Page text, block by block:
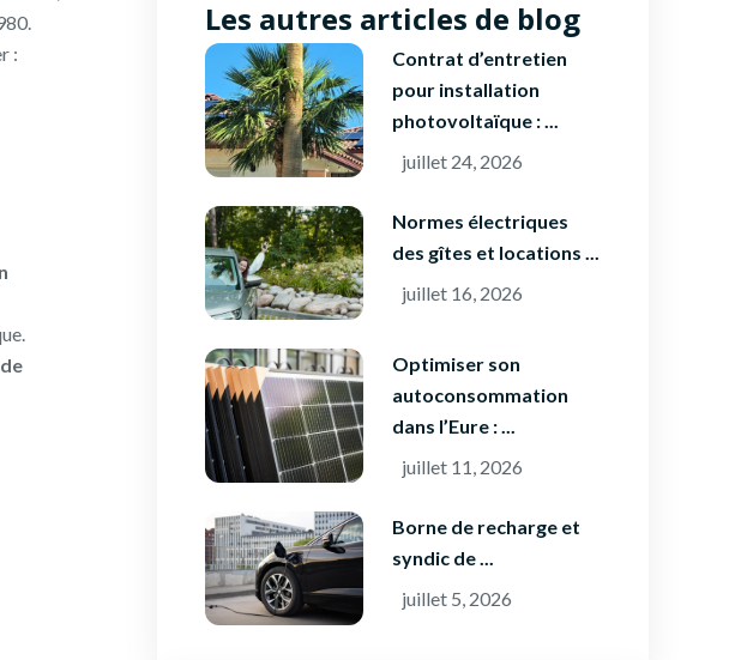
:
Les autres articles de blog
Contrat d’entretien
pour installation
photovoltaïque : ...
juillet 24, 2026
Normes électriques
des gîtes et locations ...
juillet 16, 2026
Optimiser son
autoconsommation
dans l’Eure : ...
juillet 11, 2026
Borne de recharge et
syndic de ...
juillet 5, 2026